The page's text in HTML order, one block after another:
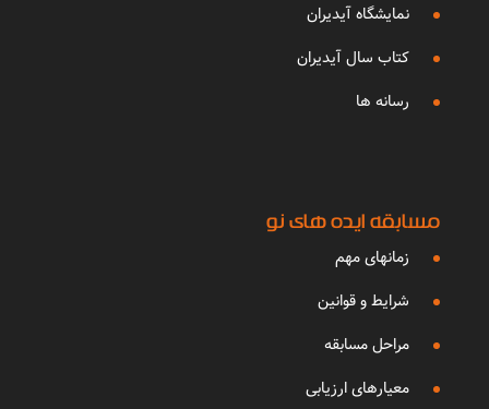
نمایشگاه آیدیران
کتاب سال آیدیران
رسانه ها
مسابقه ایده های نو
زمانهای مهم
شرایط و قوانین
مراحل مسابقه
معیارهای ارزیابی